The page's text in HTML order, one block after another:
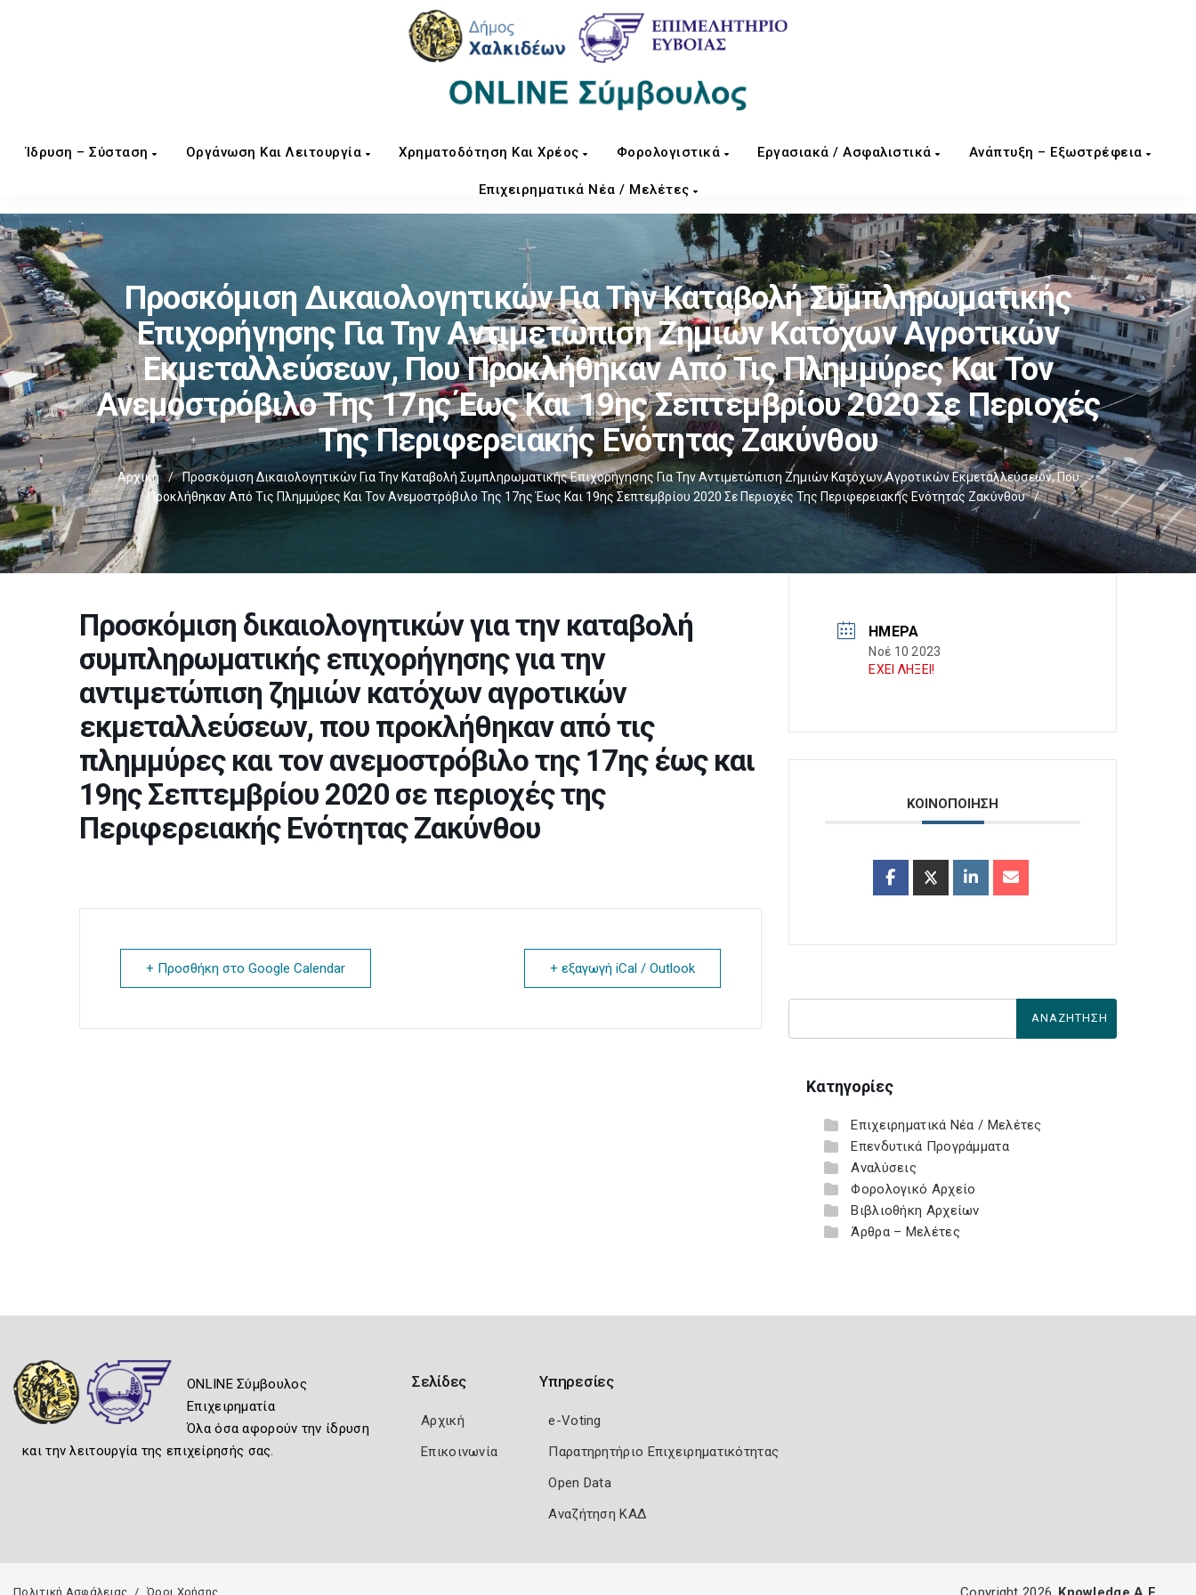
Ίδρυση – Σύσταση Οργάνωση Και Λειτουργία Χρηματοδότηση Και Χρέος Φορολογιστικά Εργασιακά / Ασφαλιστικά Ανάπτυξη – Εξωστρέφεια
Επιχειρηματικά Νέα / Μελέτες
Προσκόμιση Δικαιολογητικών Για Την Καταβολή Συμπληρωματικής
Επιχορήγησης Για Την Αντιμετώπιση Ζημιών Κατόχων Αγροτικών
Εκμεταλλεύσεων, Που Προκλήθηκαν Από Τις Πλημμύρες Και Τον
Ανεμοστρόβιλο Της 17ης Έως Και 19ης Σεπτεμβρίου 2020 Σε Περιοχές
Της Περιφερειακής Ενότητας Ζακύνθου
Αρχική /
Προσκόμιση Δικαιολογητικών Για Την Καταβολή Συμπληρωματικής Επιχορήγησης Για Την Αντιμετώπιση Ζημιών Κατόχων Αγροτικών Εκμεταλλεύσεων, Που
Προκλήθηκαν Από Τις Πλημμύρες Και Τον Ανεμοστρόβιλο Της 17ης Έως Και 19ης Σεπτεμβρίου 2020 Σε Περιοχές Της Περιφερειακής Ενότητας Ζακύνθου
/
Προσκόμιση δικαιολογητικών για την καταβολή
συμπληρωματικής επιχορήγησης για την
αντιμετώπιση ζημιών κατόχων αγροτικών
εκμεταλλεύσεων, που προκλήθηκαν από τις
πλημμύρες και τον ανεμοστρόβιλο της 17ης έως και
19ης Σεπτεμβρίου 2020 σε περιοχές της
Περιφερειακής Ενότητας Ζακύνθου
+ Προσθήκη στο Google Calendar + εξαγωγή iCal / Outlook
ΗΜΈΡΑ
Νοέ 10 2023
ΕΧΕΙ ΛΗΞΕΙ!
ΚΟΙΝΟΠΟΙΗΣΗ
Κατηγορίες
Επιχειρηματικά Νέα / Μελέτες
Επενδυτικά Προγράμματα
Αναλύσεις
Φορολογικό Αρχείο
Βιβλιοθήκη Αρχείων
Άρθρα – Μελέτες
ONLINE Σύμβουλος
Επιχειρηματία
Όλα όσα αφορούν την ίδρυση
και την λειτουργία της επιχείρησής σας.
Σελίδες
Αρχική
Επικοινωνία
Υπηρεσίες
e-Voting
Παρατηρητήριο Επιχειρηματικότητας
Open Data
Αναζήτηση ΚΑΔ
Πολιτική Ασφάλειας Όροι Χρήσης